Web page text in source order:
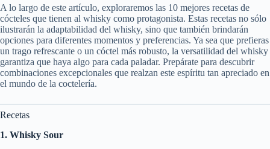
A lo largo de este artículo, exploraremos las 10 mejores recetas de
cócteles que tienen al whisky como protagonista. Estas recetas no sólo
ilustrarán la adaptabilidad del whisky, sino que también brindarán
opciones para diferentes momentos y preferencias. Ya sea que prefieras
un trago refrescante o un cóctel más robusto, la versatilidad del whisky
garantiza que haya algo para cada paladar. Prepárate para descubrir
combinaciones excepcionales que realzan este espíritu tan apreciado en
el mundo de la coctelería.
Recetas
1. Whisky Sour